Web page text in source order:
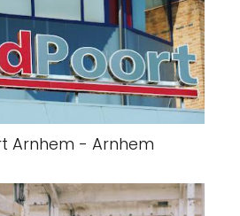
Arnhem - Arnhem